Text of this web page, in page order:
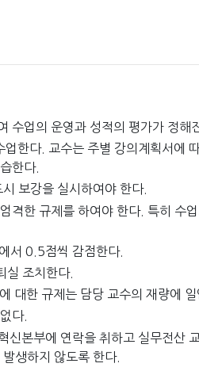
수업의 운영과 성적의 평가가 정해
한다. 교수는 주별 강의계획서에
한다.
보강을 실시하여야 한다.
격한 규제를 하여야 한다. 특히 수
서 0.5점씩 감점한다.
실 조치한다.
대한 규제는 담당 교수의 재량에
다.
신본부에 연락을 취하고 실무전산
생하지 않도록 한다.